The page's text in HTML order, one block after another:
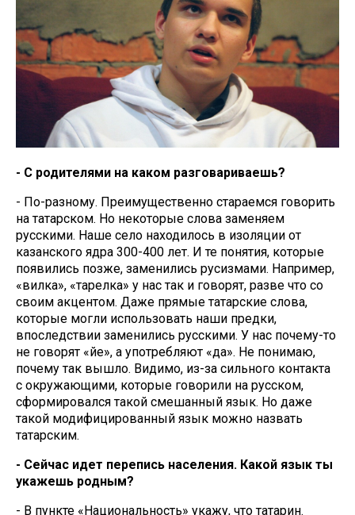
- С родителями на каком разговариваешь?
- По-разному. Преимущественно стараемся говорить
на татарском. Но некоторые слова заменяем
русскими. Наше село находилось в изоляции от
казанского ядра 300-400 лет. И те понятия, которые
появились позже, заменились русизмами. Например,
«вилка», «тарелка» у нас так и говорят, разве что со
своим акцентом. Даже прямые татарские слова,
которые могли использовать наши предки,
впоследствии заменились русскими. У нас почему-то
не говорят «әйе», а употребляют «да». Не понимаю,
почему так вышло. Видимо, из-за сильного контакта
с окружающими, которые говорили на русском,
сформировался такой смешанный язык. Но даже
такой модифицированный язык можно назвать
татарским.
- Сейчас идет перепись населения. Какой язык ты
укажешь родным?
- В пункте «Национальность» укажу, что татарин.